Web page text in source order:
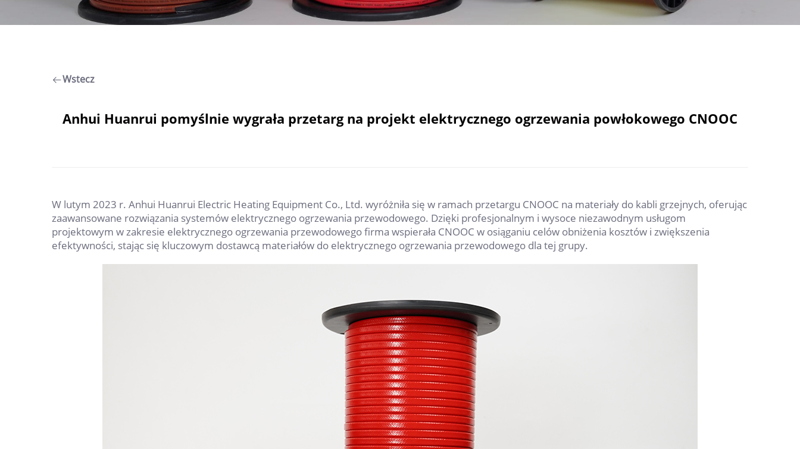
Wstecz
Anhui Huanrui pomyślnie wygrała przetarg na projekt elektrycznego ogrzewania powłokowego CNOOC
W lutym 2023 r. Anhui Huanrui Electric Heating Equipment Co., Ltd. wyróżniła się w ramach przetargu CNOOC na materiały do kabli grzejnych, oferując
zaawansowane rozwiązania systemów elektrycznego ogrzewania przewodowego. Dzięki profesjonalnym i wysoce niezawodnym usługom
projektowym w zakresie elektrycznego ogrzewania przewodowego firma wspierała CNOOC w osiąganiu celów obniżenia kosztów i zwiększenia
efektywności, stając się kluczowym dostawcą materiałów do elektrycznego ogrzewania przewodowego dla tej grupy.